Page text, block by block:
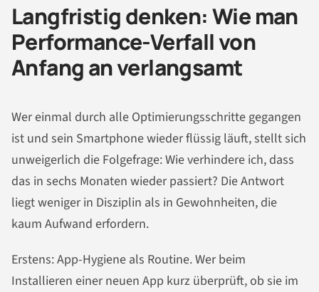
Langfristig denken: Wie man
Performance-Verfall von
Anfang an verlangsamt
Wer einmal durch alle Optimierungsschritte gegangen
ist und sein Smartphone wieder flüssig läuft, stellt sich
unweigerlich die Folgefrage: Wie verhindere ich, dass
das in sechs Monaten wieder passiert? Die Antwort
liegt weniger in Disziplin als in Gewohnheiten, die
kaum Aufwand erfordern.
Erstens: App-Hygiene als Routine. Wer beim
Installieren einer neuen App kurz überprüft, ob sie im